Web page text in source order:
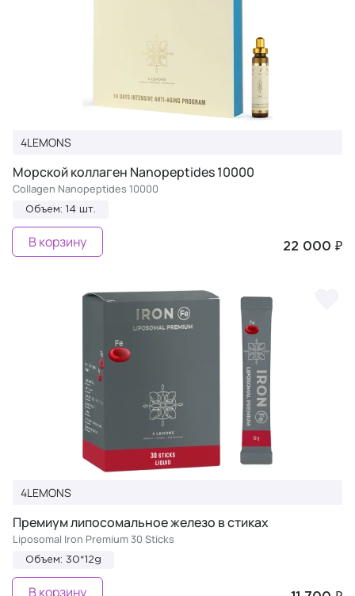
4LEMONS
Морской коллаген Nanopeptides 10000
Collagen Nanopeptides 10000
Объем: 14 шт.
22 000 ₽
В корзину
4LEMONS
Премиум липосомальное железо в стиках
Liposomal Iron Premium 30 Sticks
Объем: 30*12g
В корзину